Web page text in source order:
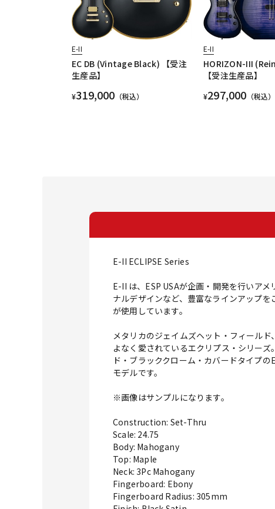
E-II
EC DB (Vintage Black) 【受注
生産品】
¥319,000 （税込）
E-II
HORIZON-III
【受注生産品】
¥297,000 （税込）
E-II ECLIPSE Series
E-II は、ESP USAが企画・開発を行いア
ナルデザインなど、豊富なラインアップ
が使用しています。
メタリカのジェイムズヘット・フィール
よなく愛されているエクリプス・シリー
ド・ブラッククローム・カバードタイプ
モデルです。
※画像はサンプルになります。
Construction: Set-Thru
Scale: 24.75
Body: Mahogany
Top: Maple
Neck: 3Pc Mahogany
Fingerboard: Ebony
Fingerboard Radius: 305mm